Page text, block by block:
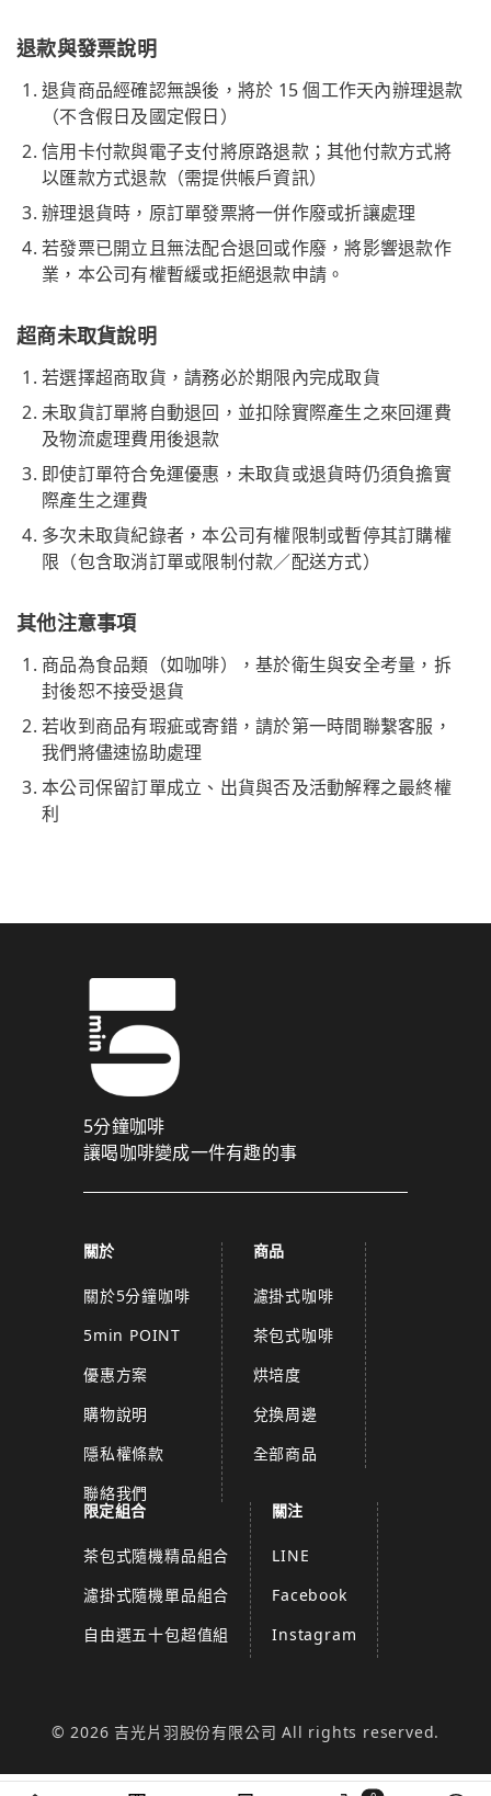
退款與發票說明
退貨商品經確認無誤後，將於 15 個工作天內辦理退款
（不含假日及國定假日）
信用卡付款與電子支付將原路退款；其他付款方式將
以匯款方式退款（需提供帳戶資訊）
辦理退貨時，原訂單發票將一併作廢或折讓處理
若發票已開立且無法配合退回或作廢，將影響退款作
業，本公司有權暫緩或拒絕退款申請。
超商未取貨說明
若選擇超商取貨，請務必於期限內完成取貨
未取貨訂單將自動退回，並扣除實際產生之來回運費
及物流處理費用後退款
即使訂單符合免運優惠，未取貨或退貨時仍須負擔實
際產生之運費
多次未取貨紀錄者，本公司有權限制或暫停其訂購權
限（包含取消訂單或限制付款／配送方式）
其他注意事項
商品為食品類（如咖啡），基於衛生與安全考量，拆
封後恕不接受退貨
若收到商品有瑕疵或寄錯，請於第一時間聯繫客服，
我們將儘速協助處理
本公司保留訂單成立、出貨與否及活動解釋之最終權
利
5分鐘咖啡
讓喝咖啡變成一件有趣的事
關於
關於5分鐘咖啡
5min POINT
優惠方案
購物說明
隱私權條款
聯絡我們
商品
濾掛式咖啡
茶包式咖啡
烘培度
兌換周邊
全部商品
限定組合
茶包式隨機精品組合
濾掛式隨機單品組合
自由選五十包超值組
關注
LINE
Facebook
Instagram
© 2026 吉光片羽股份有限公司 All rights reserved.